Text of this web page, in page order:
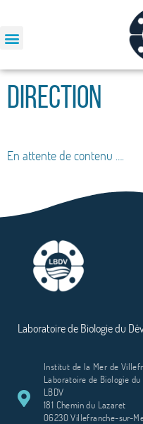
Direction
En attente de contenu ….
Laboratoire de Biologie du
Institut de la Mer de
Laboratoire de Biologie
LBDV
181 Chemin du Lazaret
06230 Villefranche-sur-